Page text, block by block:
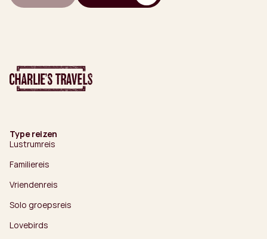
Type reizen
Lustrumreis
Familiereis
Vriendenreis
Solo groepsreis
Lovebirds